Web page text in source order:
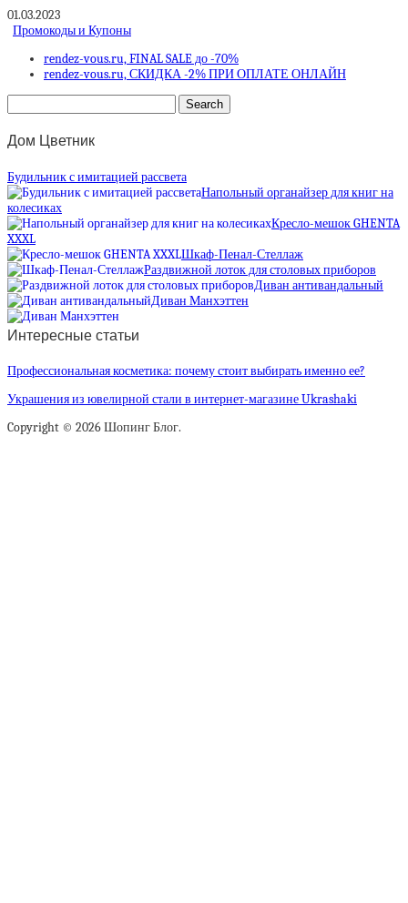
01.03.2023
Промокоды и Купоны
rendez-vous.ru, FINAL SALE до -70%
rendez-vous.ru, СКИДКА -2% ПРИ ОПЛАТЕ ОНЛАЙН
Дом Цветник
Будильник с имитацией рассвета
Напольный органайзер для книг на
колесиках
Кресло-мешок GHENTA
XXXL
Шкаф-Пенал-Стеллаж
Раздвижной лоток для столовых приборов
Диван антивандальный
Диван Манхэттен
Интересные статьи
Профессиональная косметика: почему стоит выбирать именно ее?
Украшения из ювелирной стали в интернет-магазине Ukrashaki
Copyright © 2026 Шопинг Блог.